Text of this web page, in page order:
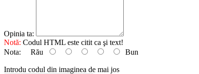
Opinia ta:
Notă: Codul HTML este citit ca şi text!
Nota: Rău Bun
Introdu codul din imaginea de mai jos